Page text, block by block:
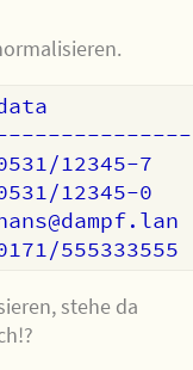
12345-7
12345-0
stehe da